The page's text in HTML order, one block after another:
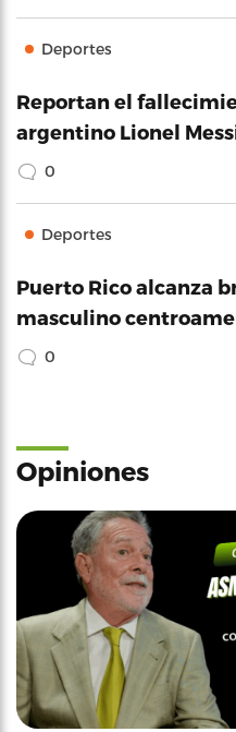
Deportes
Reportan el
argentino Lionel
0
Deportes
Puerto Rico alcanza
masculino
0
Opiniones